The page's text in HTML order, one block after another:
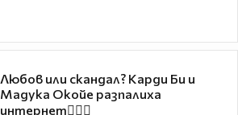
Любов или скандал? Карди Би и
Мадука Окойе разпалиха
интернет❤️‍🔥🔥